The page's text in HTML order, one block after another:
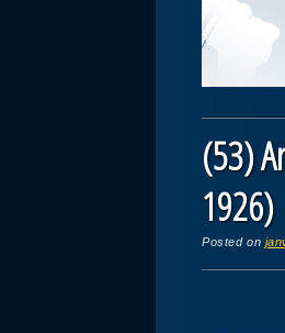
(53)
1926)
Posted on